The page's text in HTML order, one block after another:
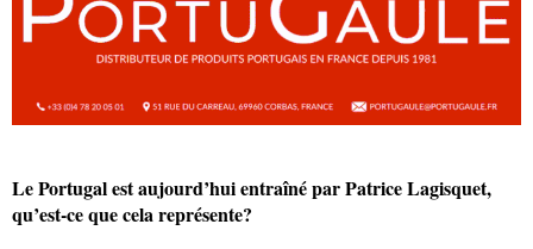
Le Portugal est aujourd’hui entraîné par Patrice Lagisquet,
qu’est-ce que cela représente?